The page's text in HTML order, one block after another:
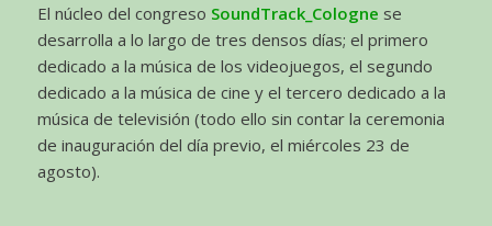
El núcleo del congreso SoundTrack_Cologne se
desarrolla a lo largo de tres densos días; el primero
dedicado a la música de los videojuegos, el segundo
dedicado a la música de cine y el tercero dedicado a la
música de televisión (todo ello sin contar la ceremonia
de inauguración del día previo, el miércoles 23 de
agosto).